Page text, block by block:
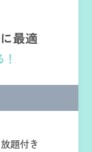
最適
題付き